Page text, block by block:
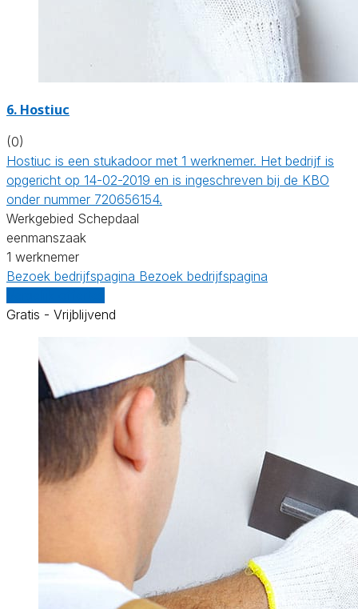
6. Hostiuc
(0)
Hostiuc is een stukadoor met 1 werknemer. Het bedrijf is
opgericht op 14-02-2019 en is ingeschreven bij de KBO
onder nummer 720656154.
Werkgebied Schepdaal
eenmanszaak
1 werknemer
Bezoek bedrijfspagina Bezoek bedrijfspagina
Gratis - Vrijblijvend